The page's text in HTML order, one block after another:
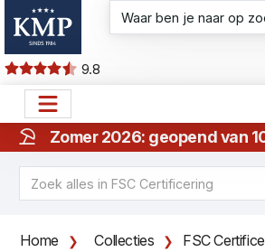
9.8
Zomer 2026: geopend van
Home Collecties
FSC